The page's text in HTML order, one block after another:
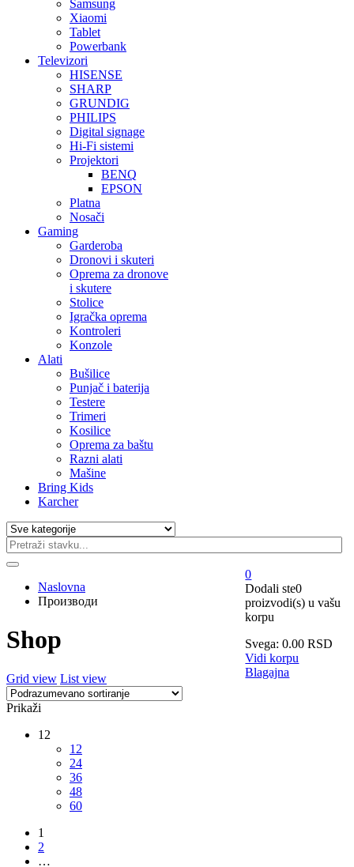
Samsung
Xiaomi
Tablet
Powerbank
Televizori
HISENSE
SHARP
GRUNDIG
PHILIPS
Digital signage
Hi-Fi sistemi
Projektori
BENQ
EPSON
Platna
Nosači
Gaming
Garderoba
Dronovi i skuteri
Oprema za dronove
i skutere
Stolice
Igračka oprema
Kontroleri
Konzole
Alati
Bušilice
Punjač i baterija
Testere
Trimeri
Kosilice
Oprema za baštu
Razni alati
Mašine
Bring Kids
Karcher
0
Dodali ste0
proizvodi(s) u vašu
korpu
Svega: 0.00RSD
Vidi korpu
Blagajna
Naslovna
Производи
Shop
Grid view List view
Prikaži
12
12
24
36
48
60
1
2
…